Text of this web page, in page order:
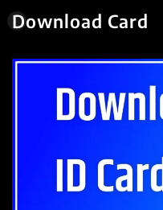
Download Card